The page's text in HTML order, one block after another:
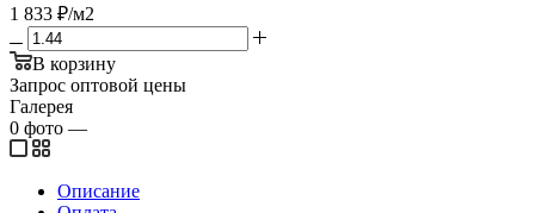
1 833 ₽/м2
В корзину
Запрос оптовой цены
Галерея
0 фото —
Описание